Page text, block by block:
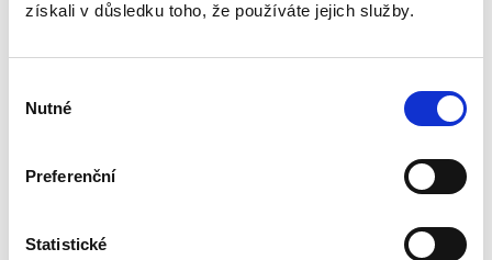
získali v důsledku toho, že používáte jejich služby.
souhlasu
Nutné
Preferenční
Statistické
Identifikace